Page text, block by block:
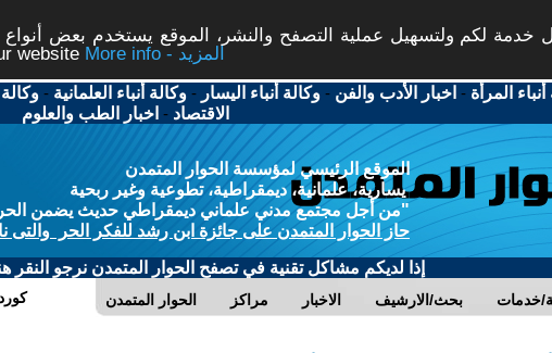
خدمة لكم ولتسهيل عملية التصفح والنشر، الموقع يستخدم بعض
website
More info - المزيد
المرأة - اخبار الأدب والفن -وكالة أنباء اليسار -وكالة أنباء العلمانية -
الاقتصاد - اخبار الطب والعلوم
الموقع الرئيسي لمؤسسة الحوار المتمدن
يسارية، علمانية، ديمقراطية، تطوعية وغير ربحية
"من أجل مجتمع مدني علماني ديمقراطي حديث يضمن الحرية
حاز الحوار المتمدن على جائزة ابن رشد للفكر الحر والتى
إذا لديكم مشاكل تقنية في تصفح الحوار المتمدن نرجو النقر
الحوار المتمدن مراكز الاخبار بحث/الارشيف خدمات